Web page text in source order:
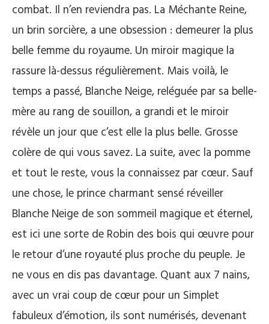
combat. Il n’en reviendra pas. La Méchante Reine,
un brin sorcière, a une obsession : demeurer la plus
belle femme du royaume. Un miroir magique la
rassure là-dessus régulièrement. Mais voilà, le
temps a passé, Blanche Neige, reléguée par sa belle-
mère au rang de souillon, a grandi et le miroir
révèle un jour que c’est elle la plus belle. Grosse
colère de qui vous savez. La suite, avec la pomme
et tout le reste, vous la connaissez par cœur. Sauf
une chose, le prince charmant sensé réveiller
Blanche Neige de son sommeil magique et éternel,
est ici une sorte de Robin des bois qui œuvre pour
le retour d’une royauté plus proche du peuple. Je
ne vous en dis pas davantage. Quant aux 7 nains,
avec un vrai coup de cœur pour un Simplet
fabuleux d’émotion, ils sont numérisés, devenant